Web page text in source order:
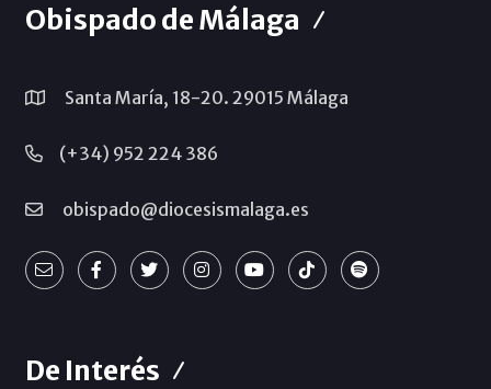
Obispado de Málaga
Santa María, 18-20. 29015 Málaga
(+34) 952 224 386
obispado@diocesismalaga.es
De Interés